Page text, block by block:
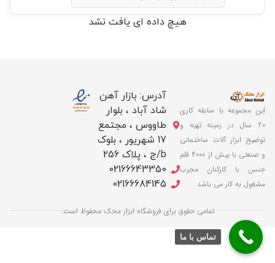
هیچ داده ای یافت نشد
این مجموعه با سابقه کاری
20 سال در زمینه تهیه و
توضیح ابزار آلات ساختمانی
و صنعتی با بیش از 4000 قلم
جنس با کارکنان مجرب
مشغول به کار می باشد
آدرس: بازار آهن
شاد آباد ، بلوار
طاووس ، مجتمع
17 شهریور ، بلوک
b/ج ، پلاک 256
02166643350
02166684145
تمامی حقوق برای فروشگاه ابزار محک محفوظ است.
تماس با ما